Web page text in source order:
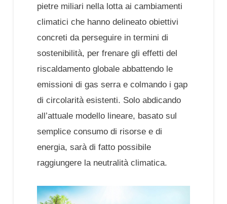
pietre miliari nella lotta ai cambiamenti
climatici che hanno delineato obiettivi
concreti da perseguire in termini di
sostenibilità, per frenare gli effetti del
riscaldamento globale abbattendo le
emissioni di gas serra e colmando i gap
di circolarità esistenti. Solo abdicando
all’attuale modello lineare, basato sul
semplice consumo di risorse e di
energia, sarà di fatto possibile
raggiungere la neutralità climatica.